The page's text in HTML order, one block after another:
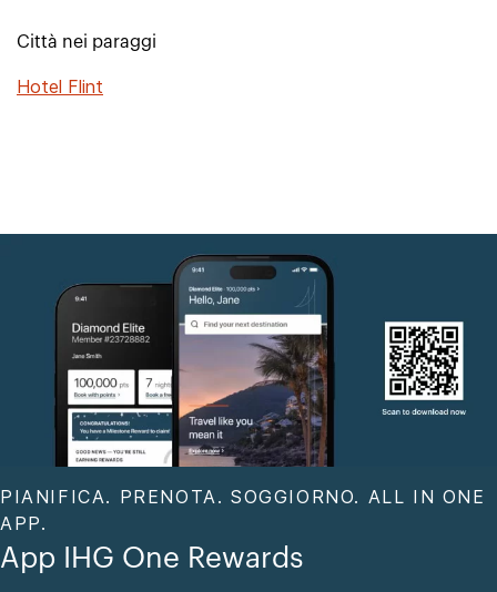
Città nei paraggi
Hotel Flint
PIANIFICA. PRENOTA. SOGGIORNO. ALL IN ONE
APP.
App IHG One Rewards